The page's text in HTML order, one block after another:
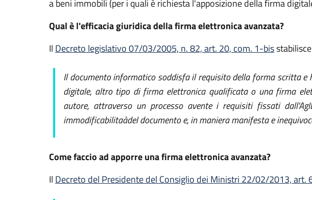
a beni immobili (per i quali è richiesta l'apposizione della firma
Qual è l'efficacia giuridica della firma elettronica avanzata?
Il Decreto legislativo 07/03/2005, n. 82, art. 20, com. 1-bis
Il documento informatico soddisfa il requisito della forma scritta
digitale, altro tipo di firma elettronica qualificata o una firma
autore, attraverso un processo avente i requisiti fissati
immodificabilitaàdel documento e, in maniera manifesta e
Come faccio ad apporre una firma elettronica avanzata?
Il Decreto del Presidente del Consiglio dei Ministri 22/02/2013, art.